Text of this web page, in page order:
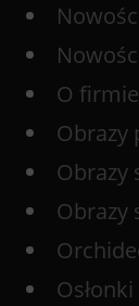
O firmie
Obrazy
Obrazy
Obrazy